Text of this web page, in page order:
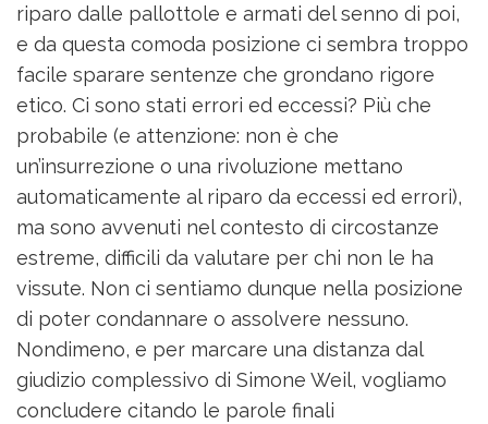
riparo dalle pallottole e armati del senno di poi,
e da questa comoda posizione ci sembra troppo
facile sparare sentenze che grondano rigore
etico. Ci sono stati errori ed eccessi? Più che
probabile (e attenzione: non è che
un’insurrezione o una rivoluzione mettano
automaticamente al riparo da eccessi ed errori),
ma sono avvenuti nel contesto di circostanze
estreme, difficili da valutare per chi non le ha
vissute. Non ci sentiamo dunque nella posizione
di poter condannare o assolvere nessuno.
Nondimeno, e per marcare una distanza dal
giudizio complessivo di Simone Weil, vogliamo
concludere citando le parole finali